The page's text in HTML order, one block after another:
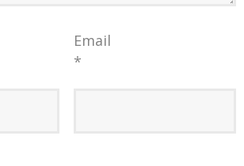
Email
*